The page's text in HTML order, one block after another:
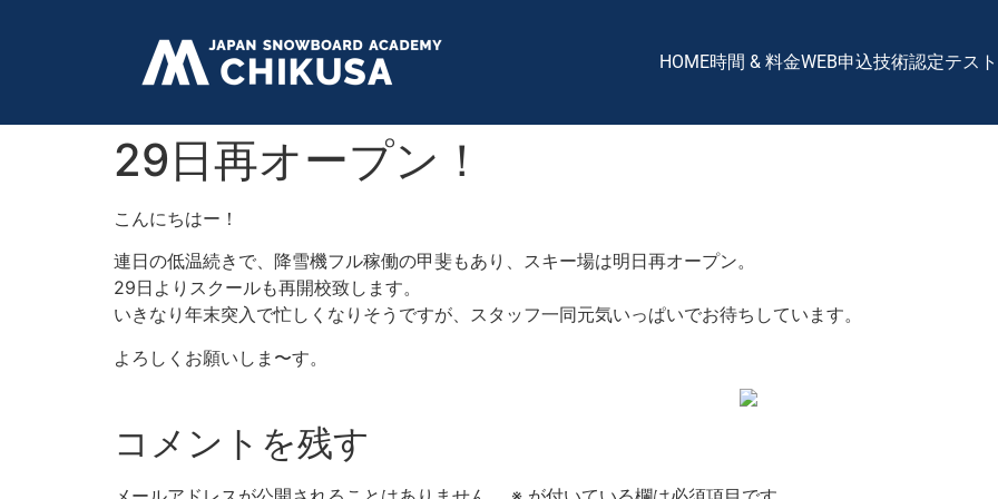
HOME時間 & 料金WEB申込技術認定テスト
29日再オープン！
こんにちはー！
連日の低温続きで、降雪機フル稼働の甲斐もあり、スキー場は明日再オープン。
29日よりスクールも再開校致します。
いきなり年末突入で忙しくなりそうですが、スタッフ一同元気いっぱいでお待ちしています。
よろしくお願いしま〜す。
コメントを残す